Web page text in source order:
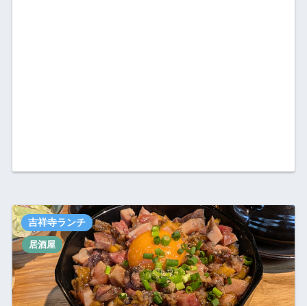
吉祥寺ランチ
居酒屋